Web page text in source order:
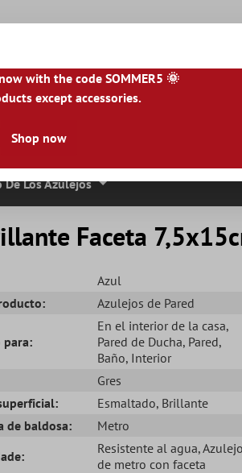
RO|NO|HU |BG|HR|LU
Natural Losas Para Terrazas
De Los Azulejos
Faceta
Azul
Azulejos de Pared
para:
En el interior de la casa,
Pared de Ducha, Pared,
Baño, Interior
Gres
Esmaltado, Brillante
de baldosa:
Metro
Resistente al agua, Azulejo
de metro con faceta
with the code SOMMER5 🌞
except accessories.
Shop now